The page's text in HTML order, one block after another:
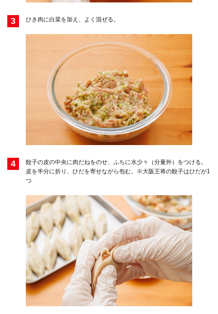
3 ひき肉に白菜を加え、よく混ぜる。
4
餃子の皮の中央に肉だねをのせ、ふちに水少々（分量外）をつける。
皮を半分に折り、ひだを寄せながら包む。※大阪王将の餃子はひだが1
つ